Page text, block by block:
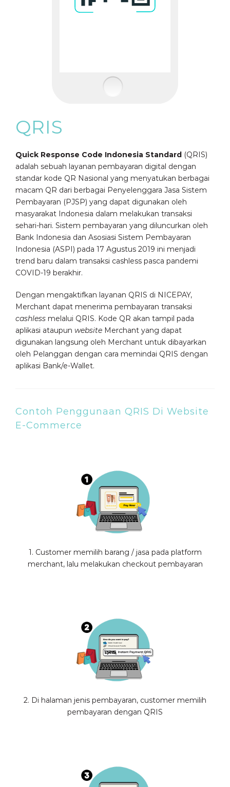
QRIS
Quick Response Code Indonesia Standard (QRIS)
adalah sebuah layanan pembayaran digital dengan
standar kode QR Nasional yang menyatukan berbagai
macam QR dari berbagai Penyelenggara Jasa Sistem
Pembayaran (PJSP) yang dapat digunakan oleh
masyarakat Indonesia dalam melakukan transaksi
sehari-hari. Sistem pembayaran yang diluncurkan oleh
Bank Indonesia dan Asosiasi Sistem Pembayaran
Indonesia (ASPI) pada 17 Agustus 2019 ini menjadi
trend baru dalam transaksi cashless pasca pandemi
COVID-19 berakhir.
Dengan mengaktifkan layanan QRIS di NICEPAY,
Merchant dapat menerima pembayaran transaksi
cashless melalui QRIS. Kode QR akan tampil pada
aplikasi ataupun website Merchant yang dapat
digunakan langsung oleh Merchant untuk dibayarkan
oleh Pelanggan dengan cara memindai QRIS dengan
aplikasi Bank/e-Wallet.
Contoh Penggunaan QRIS Di Website
E-Commerce
1. Customer memilih barang / jasa pada platform
merchant, lalu melakukan checkout pembayaran
2. Di halaman jenis pembayaran, customer memilih
pembayaran dengan QRIS